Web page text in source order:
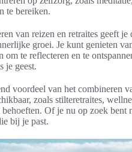
te bereiken.
van reizen en retraites geeft
groei. Je kunt genieten
om te reflecteren en te
je geest.
voordeel van het combineren
zoals stilteretraites,
behoeften. Of je nu op zoek
bij je past.